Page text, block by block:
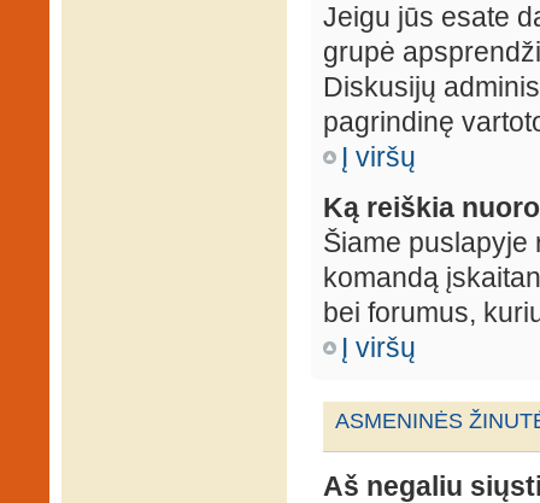
Jeigu jūs esate
grupė
Diskusijų
pagrindinę
Į viršų
Ką reiškia
Šiame
komandą
bei forumus,
Į viršų
ASMENINĖS
Aš negaliu